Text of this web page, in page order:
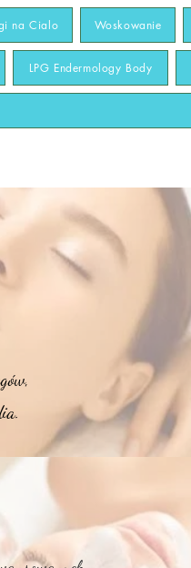
na Cialo Woskowanie
LPG Endermology Body